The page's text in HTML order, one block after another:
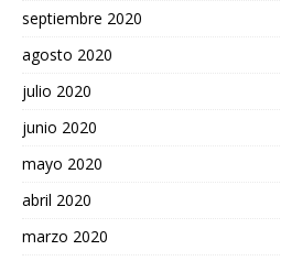
septiembre 2020
agosto 2020
julio 2020
junio 2020
mayo 2020
abril 2020
marzo 2020